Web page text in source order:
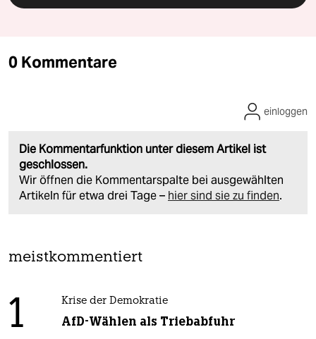
0 Kommentare
Die Kommentarfunktion unter diesem Artikel ist
geschlossen.
Wir öffnen die Kommentarspalte bei ausgewählten
Artikeln für etwa drei Tage – hier sind sie zu finden.
einloggen
meistkommentiert
1 Krise der Demokratie
AfD-Wählen als Triebabfuhr